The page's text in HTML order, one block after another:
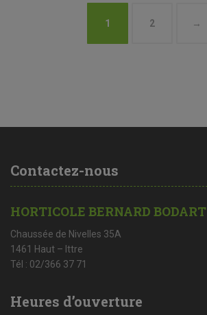
1 2 →
Contactez-nous
HORTICOLE BERNARD BODART
Chaussée de Nivelles 35A
1461 Haut – Ittre
Tél : 02/366 37 71
Heures d’ouverture